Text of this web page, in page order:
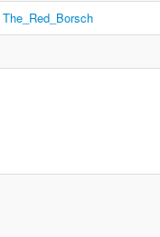
The_Red_Borsch